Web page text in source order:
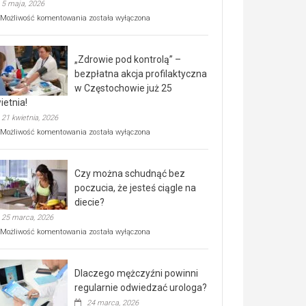
5 maja, 2026
Możliwość komentowania Rusza
rehabilitacji
dla
seniorów!
została wyłączona
„Zdrowie pod kontrolą” –
bezpłatna akcja profilaktyczna
w Częstochowie już 25
21 kwietnia, 2026
Możliwość komentowania „Zdrowie
bezpłatna
akcja
profilaktyczna
w
już
kwietnia!
została wyłączona
Czy można schudnąć bez
poczucia, że jesteś ciągle na
diecie?
25 marca, 2026
Możliwość komentowania Czy
poczucia,
że
została wyłączona
Dlaczego mężczyźni powinni
regularnie odwiedzać urologa?
24 marca, 2026